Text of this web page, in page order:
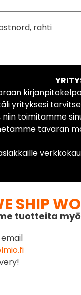
rahti
yrityksesi
niin toimitamme
tavaran
SHIP
tuotteita